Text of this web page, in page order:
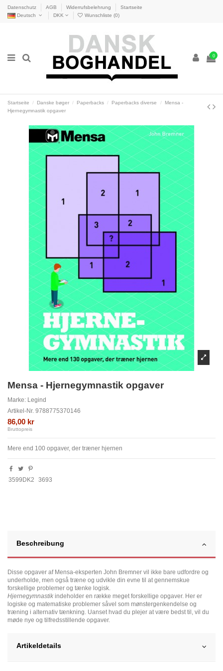
Datenschutz AGB Widerrufsbelehrung
Startseite
Deutsch
DKK Wunschliste (0)
0
Startseite Danske bøger Paperbacks Paperbacks diverse
Mensa -
Hjernegymnastik opgaver
Mensa - Hjernegymnastik opgaver
Marke: Legind
Artikel-Nr. 9788775370146
86,00 kr
Bruttopreis
Mere end 100 opgaver, der træner hjernen
3599DK2 3693
Beschreibung
Disse opgaver af Mensa-eksperten John Bremner vil ikke bare udfordre og
underholde, men også træne og udvikle din evne til at gennemskue
forskellige problemer og tænke logisk.
Hjernegymnastik indeholder en række meget forskellige opgaver. Her er
logiske og matematiske problemer såvel som mønstergenkendelse og
træning i alternativ tænkning. Uanset hvad du plejer at være bedst til, vil du
møde nye og tilfredsstillende opgaver.
Artikeldetails